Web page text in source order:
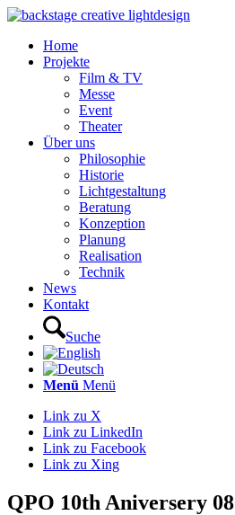
Home
Projekte
Film & TV
Messe
Event
Theater
Über uns
Philosophie
Historie
Lichtgestaltung
Beratung
Konzeption
Planung
Realisation
Technik
News
Kontakt
Suche
Menü Menü
Link zu X
Link zu LinkedIn
Link zu Facebook
Link zu Xing
QPO 10th Aniversery 08